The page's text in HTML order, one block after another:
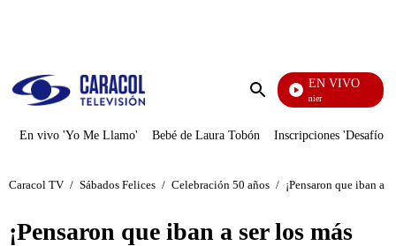
Enviar
EN VIVO
Noches De Premier
En vivo 'Yo Me Llamo' Bebé de Laura Tobón Inscripciones 'Desafío'
Caracol TV / Sábados Felices / Celebración 50 años / ¡Pensaron que iban a
¡Pensaron que iban a ser los más